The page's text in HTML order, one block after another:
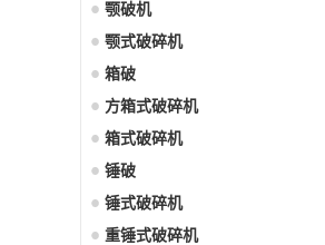
颚破机
颚式破碎机
箱破
方箱式破碎机
箱式破碎机
锤破
锤式破碎机
重锤式破碎机